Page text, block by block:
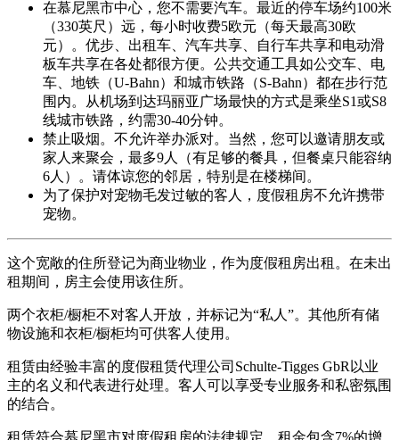
在慕尼黑市中心，您不需要汽车。最近的停车场约100米
（330英尺）远，每小时收费5欧元（每天最高30欧
元）。优步、出租车、汽车共享、自行车共享和电动滑
板车共享在各处都很方便。公共交通工具如公交车、电
车、地铁（U-Bahn）和城市铁路（S-Bahn）都在步行范
围内。从机场到达玛丽亚广场最快的方式是乘坐S1或S8
线城市铁路，约需30-40分钟。
禁止吸烟。不允许举办派对。当然，您可以邀请朋友或
家人来聚会，最多9人（有足够的餐具，但餐桌只能容纳
6人）。请体谅您的邻居，特别是在楼梯间。
为了保护对宠物毛发过敏的客人，度假租房不允许携带
宠物。
这个宽敞的住所登记为商业物业，作为度假租房出租。在未出
租期间，房主会使用该住所。
两个衣柜/橱柜不对客人开放，并标记为“私人”。其他所有储
物设施和衣柜/橱柜均可供客人使用。
租赁由经验丰富的度假租赁代理公司Schulte-Tigges GbR以业
主的名义和代表进行处理。客人可以享受专业服务和私密氛围
的结合。